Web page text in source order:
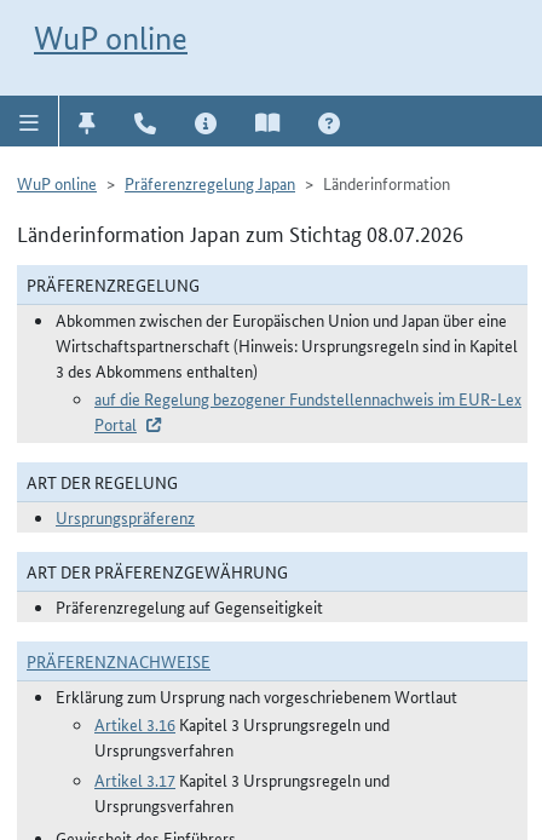
WuP online
WuP online Präferenzregelung Japan Länderinformation
Länderinformation Japan zum Stichtag 08.07.2026
PRÄFERENZREGELUNG
Abkommen zwischen der Europäischen Union und Japan über eine
Wirtschaftspartnerschaft (Hinweis: Ursprungsregeln sind in Kapitel
3 des Abkommens enthalten)
auf die Regelung bezogener Fundstellennachweis im EUR-Lex
Portal
ART DER REGELUNG
Ursprungspräferenz
ART DER PRÄFERENZGEWÄHRUNG
Präferenzregelung auf Gegenseitigkeit
PRÄFERENZNACHWEISE
Erklärung zum Ursprung nach vorgeschriebenem Wortlaut
Artikel 3.16 Kapitel 3 Ursprungsregeln und
Ursprungsverfahren
Artikel 3.17 Kapitel 3 Ursprungsregeln und
Ursprungsverfahren